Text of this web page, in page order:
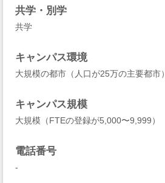
共学・別学
共学
キャンパス環境
大規模の都市（人口が25万の主要都市）
キャンパス規模
大規模（FTEの登録が5,000〜9,999）
電話番号
-